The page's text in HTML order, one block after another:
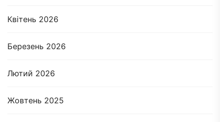
Квітень 2026
Березень 2026
Лютий 2026
Жовтень 2025